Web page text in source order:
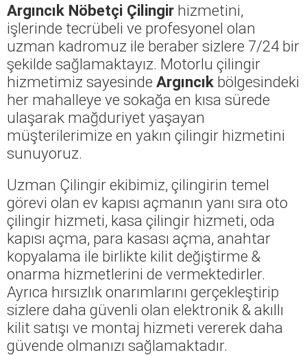
Argıncık Nöbetçi Çilingir hizmetini,
işlerinde tecrübeli ve profesyonel olan
uzman kadromuz ile beraber sizlere 7/24 bir
şekilde sağlamaktayız. Motorlu çilingir
hizmetimiz sayesinde Argıncık bölgesindeki
her mahalleye ve sokağa en kısa sürede
ulaşarak mağduriyet yaşayan
müşterilerimize en yakın çilingir hizmetini
sunuyoruz.
Uzman Çilingir ekibimiz, çilingirin temel
görevi olan ev kapısı açmanın yanı sıra oto
çilingir hizmeti, kasa çilingir hizmeti, oda
kapısı açma, para kasası açma, anahtar
kopyalama ile birlikte kilit değiştirme &
onarma hizmetlerini de vermektedirler.
Ayrıca hırsızlık onarımlarını gerçekleştirip
sizlere daha güvenli olan elektronik & akıllı
kilit satışı ve montaj hizmeti vererek daha
güvende olmanızı sağlamaktadır.